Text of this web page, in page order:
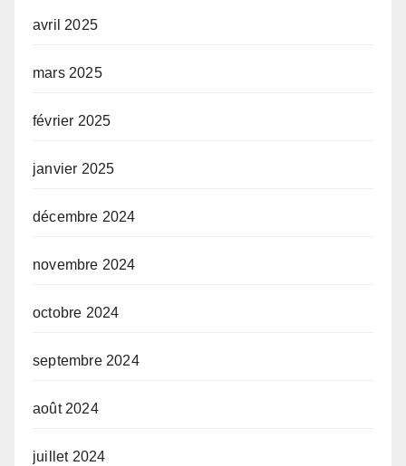
avril 2025
mars 2025
février 2025
janvier 2025
décembre 2024
novembre 2024
octobre 2024
septembre 2024
août 2024
juillet 2024